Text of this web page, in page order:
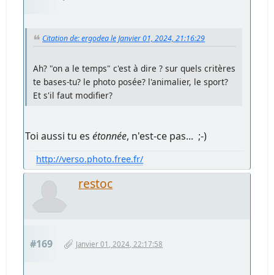
Citation de: ergodea le Janvier 01, 2024, 21:16:29
Ah? "on a le temps" c'est à dire ? sur quels critères
te bases-tu? le photo posée? l'animalier, le sport?
Et s'il faut modifier?
Toi aussi tu esétonnée, n'est-ce pas... ;-)
http://verso.photo.free.fr/
restoc
#169 Janvier 01, 2024, 22:17:58